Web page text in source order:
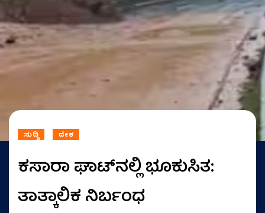
ಸುದ್ದಿ ದೇಶ
ಕಸಾರಾ ಘಾಟ್‌ನಲ್ಲಿ ಭೂಕುಸಿತ:
ತಾತ್ಕಾಲಿಕ ನಿರ್ಬಂಧ